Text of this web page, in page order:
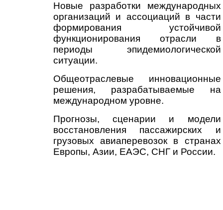
Новые разработки международных
организаций и ассоциаций в части
формирования устойчивой
функционирования отрасли в
периоды эпидемиологической
ситуации.
Общеотраслевые инновационные
решения, разрабатываемые на
международном уровне.
Прогнозы, сценарии и модели
восстановления пассажирских и
грузовых авиаперевозок в странах
Европы, Азии, ЕАЭС, СНГ и России.